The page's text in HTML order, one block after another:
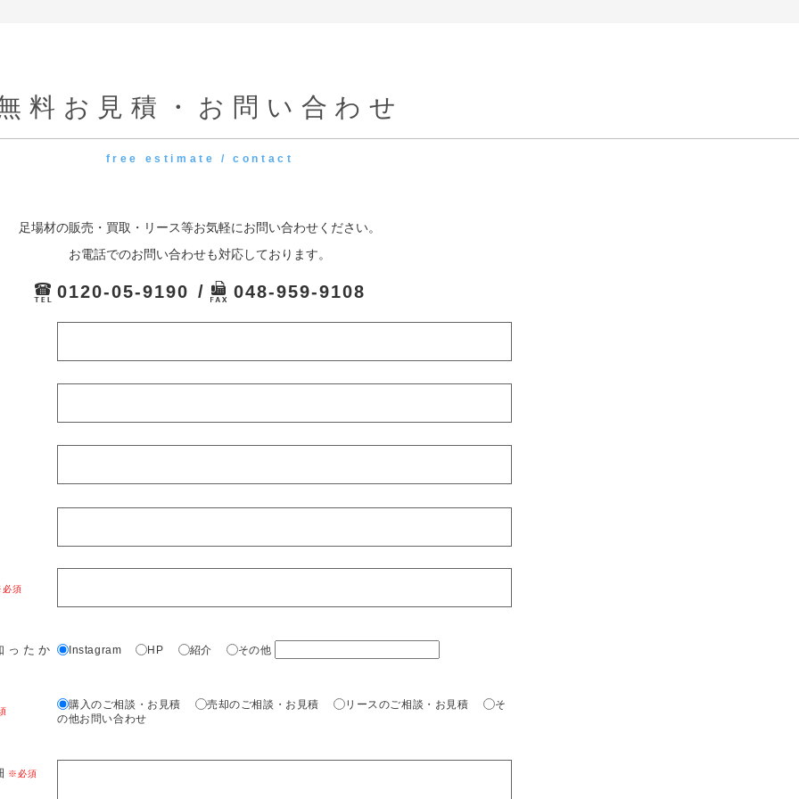
料お見積・お問い合わせ
free estimate / contact
足場材の販売・買取・リース等お気軽にお問い合わせください。
お電話でのお問い合わせも対応しております。
0120-05-9190 048-959-9108
ったか Instagram HP 紹介 その他
購入のご相談・お見積 売却のご相談・お見積 リースのご相談・お見積
そ
の他お問い合わせ